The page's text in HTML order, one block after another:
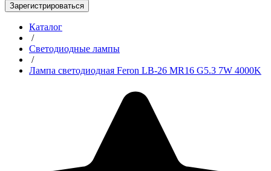
Зарегистрироваться
Каталог
/
Светодиодные лампы
/
Лампа светодиодная Feron LB-26 MR16 G5.3 7W 4000K